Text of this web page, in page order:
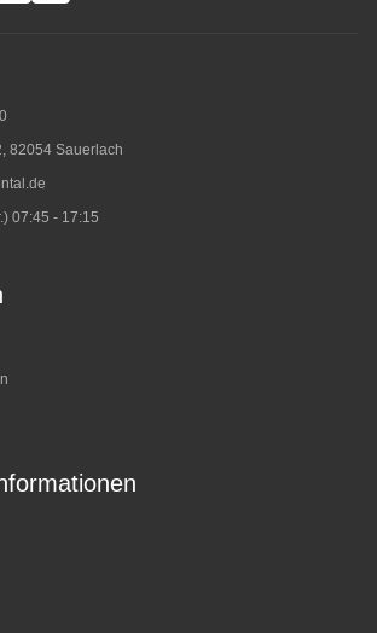
82054 Sauerlach
07:45 - 17:15